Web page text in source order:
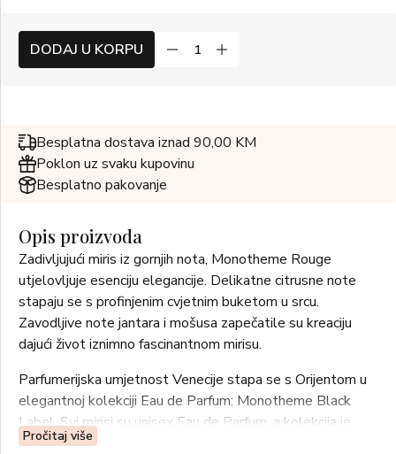
DODAJ U KORPU
Besplatna dostava iznad 90,00 KM
Poklon uz svaku kupovinu
Besplatno pakovanje
Opis proizvoda
Zadivljujući miris iz gornjih nota, Monotheme Rouge
utjelovljuje esenciju elegancije. Delikatne citrusne note
stapaju se s profinjenim cvjetnim buketom u srcu.
Zavodljive note jantara i mošusa zapečatile su kreaciju
dajući život iznimno fascinantnom mirisu.
Parfumerijska umjetnost Venecije stapa se s Orijentom u
elegantnoj kolekciji Eau de Parfum: Monotheme Black
Label. Svi mirisi su unisex Eau de Parfum, a kolekcija je
inspirirana intenzivnim orijentalnim svijetom. Zatvoreni u
Pročitaj više